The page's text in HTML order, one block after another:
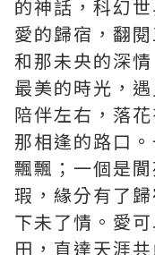
的神話，科幻
愛的歸宿，翻
和那未央的深情
最美的時光，
陪伴左右，落
那相逢的路口
飄飄；一個是
瑕，緣分有了
下未了情。愛
田，直達天涯